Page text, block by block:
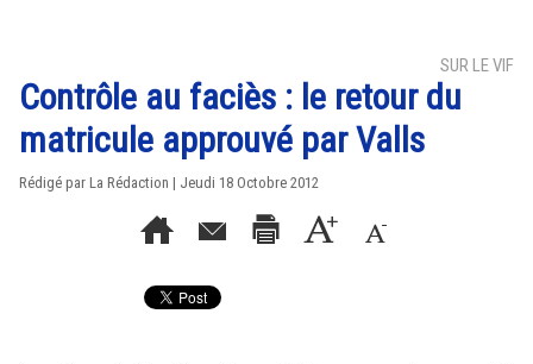
SUR LE VIF
Contrôle au faciès : le retour du
matricule approuvé par Valls
Rédigé par La Rédaction | Jeudi 18 Octobre 2012